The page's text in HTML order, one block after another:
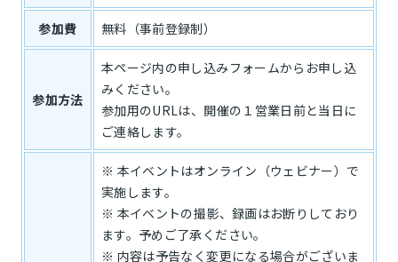
参加費 無料（事前登録制）
参加方法
本ページ内の申し込みフォームからお申し込
みください。
参加用のURLは、開催の１営業日前と当日に
ご連絡します。
※ 本イベントはオンライン（ウェビナー）で
実施します。
※ 本イベントの撮影、録画はお断りしており
ます。予めご了承ください。
※ 内容は予告なく変更になる場合がございま